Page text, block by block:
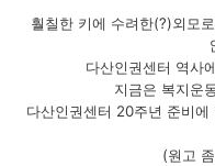
훨칠한 키에 수려한(?)외모
다산인권센터 역사
지금은 복지운
다산인권센터 20주년 준비
(원고